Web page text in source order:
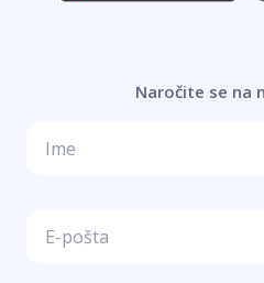
Naročite se na